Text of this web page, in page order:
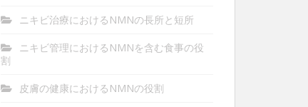
ニキビ治療におけるNMNの長所と短所
ニキビ管理におけるNMNを含む食事の役
割
皮膚の健康におけるNMNの役割